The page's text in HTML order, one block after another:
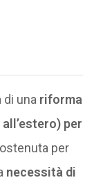
di una riforma
per
per
necessità di